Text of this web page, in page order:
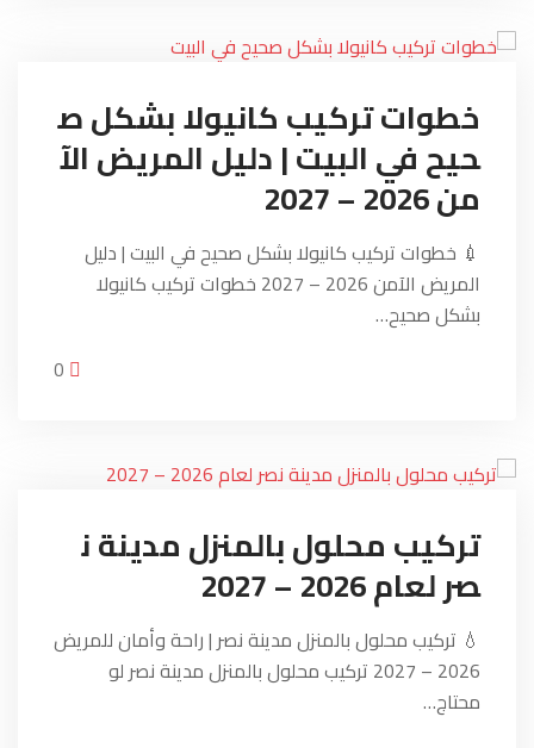
خطوات تركيب كانيولا بشكل ص
حيح في البيت | دليل المريض الآ
من 2026 – 2027
💉 خطوات تركيب كانيولا بشكل صحيح في البيت | دليل
المريض الآمن 2026 – 2027 خطوات تركيب كانيولا
بشكل صحيح…
تركيب محلول بالمنزل مدينة ن
صر لعام 2026 – 2027
💧 تركيب محلول بالمنزل مدينة نصر | راحة وأمان للمريض
2026 – 2027 تركيب محلول بالمنزل مدينة نصر لو
محتاج…